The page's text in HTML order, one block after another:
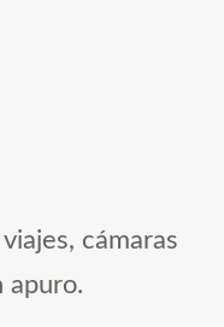
cámaras
apuro.